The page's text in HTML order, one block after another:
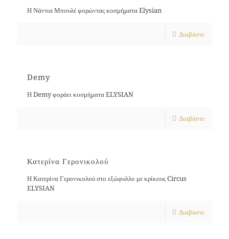
Η Νάντια Μπουλέ φορώντας κοσμήματα Elysian
Διαβάστε
Demy
Η Demy φοράει κοσμήματα ELYSIAN
Διαβάστε
Κατερίνα Γερονικολού
Η Κατερίνα Γερονικολού στο εξώφυλλο με κρίκους Circus
ELYSIAN
Διαβάστε